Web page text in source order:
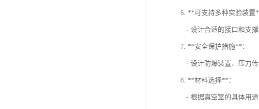
6. **可支持多种实验装置
- 设计合适的接口和支撑
7. **安全保护措施**：
- 设计防爆装置、压力传
8. **材料选择**：
- 根据真空室的具体用途